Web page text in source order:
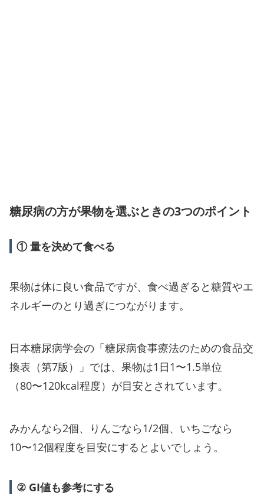
糖尿病の方が果物を選ぶときの3つのポイント
① 量を決めて食べる
果物は体に良い食品ですが、食べ過ぎると糖質やエ
ネルギーのとり過ぎにつながります。
日本糖尿病学会の「糖尿病食事療法のための食品交
換表（第7版）」では、果物は1日1〜1.5単位
（80〜120kcal程度）が目安とされています。
みかんなら2個、りんごなら1/2個、いちごなら
10〜12個程度を目安にするとよいでしょう。
② GI値も参考にする